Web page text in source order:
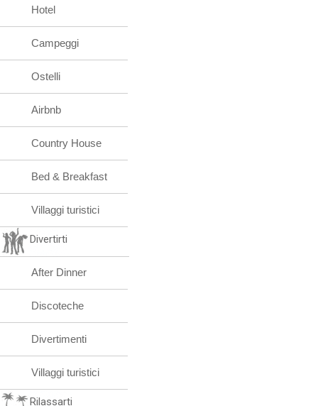
Hotel
Campeggi
Ostelli
Airbnb
Country House
Bed & Breakfast
Villaggi turistici
Divertirti
After Dinner
Discoteche
Divertimenti
Villaggi turistici
Rilassarti